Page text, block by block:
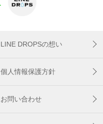
LINE DROPSの想い
個人情報保護方針
お問い合わせ